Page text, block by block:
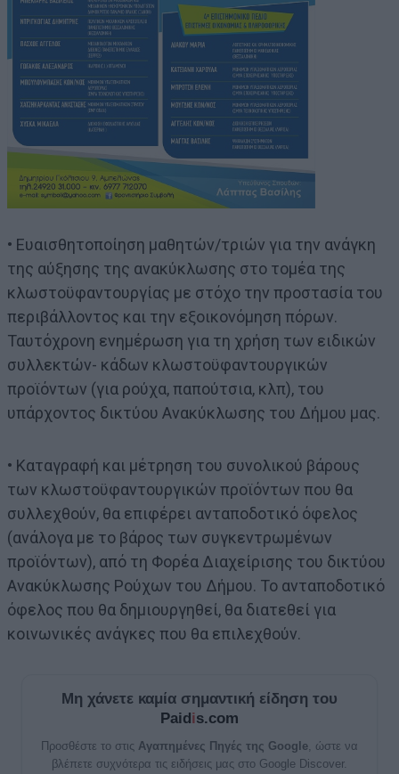
• Ευαισθητοποίηση μαθητών/τριών για την ανάγκη
της αύξησης της ανακύκλωσης στο τομέα της
κλωστοϋφαντουργίας με στόχο την προστασία του
περιβάλλοντος και την εξοικονόμηση πόρων.
Ταυτόχρονη ενημέρωση για τη χρήση των ειδικών
συλλεκτών- κάδων κλωστοϋφαντουργικών
προϊόντων (για ρούχα, παπούτσια, κλπ), του
υπάρχοντος δικτύου Ανακύκλωσης του Δήμου μας.
• Καταγραφή και μέτρηση του συνολικού βάρους
των κλωστοϋφαντουργικών προϊόντων που θα
συλλεχθούν, θα επιφέρει ανταποδοτικό όφελος
(ανάλογα με το βάρος των συγκεντρωμένων
προϊόντων), από τη Φορέα Διαχείρισης του δικτύου
Ανακύκλωσης Ρούχων του Δήμου. Το ανταποδοτικό
όφελος που θα δημιουργηθεί, θα διατεθεί για
κοινωνικές ανάγκες που θα επιλεχθούν.
Μη χάνετε καμία σημαντική είδηση του
Paidis.com
Προσθέστε το στις Αγαπημένες Πηγές της Google , ώστε να
βλέπετε συχνότερα τις ειδήσεις μας στο Google Discover.